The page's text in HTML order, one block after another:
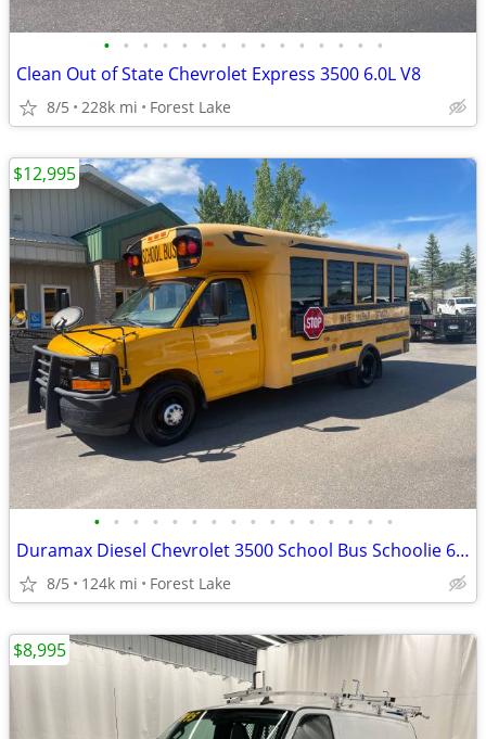
• • • • • • • • • • • • • • •
Clean Out of State Chevrolet Express 3500 6.0L V8
8/5 228k mi Forest Lake
• • • • • • • • • • • • • • • •
Duramax Diesel Chevrolet 3500 School Bus Schoolie 6.6L V8
8/5 124k mi Forest Lake
$12,995
$8,995